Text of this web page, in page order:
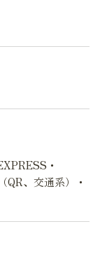
・
、交通系）・